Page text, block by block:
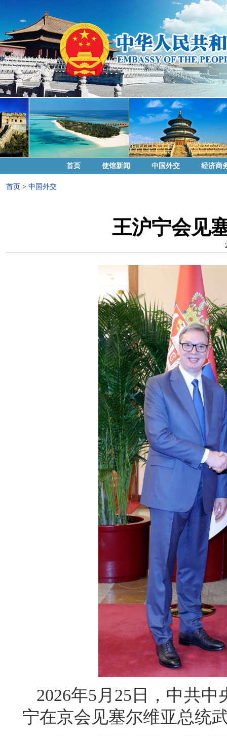
首页 使馆新闻 中国外交 经济商
首页 > 中国外交
王沪宁会见
2026年5月25日，中共
宁在京会见塞尔维亚总统